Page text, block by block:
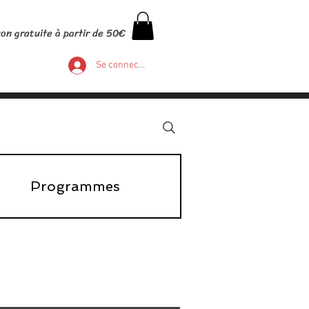
gratuite à partir de 50€
Se connecter
Programmes